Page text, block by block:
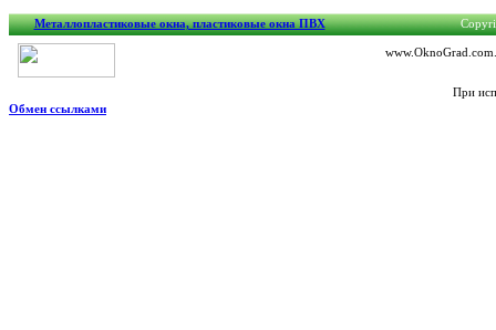
Металлопластиковые окна, пластиковые окна ПВХ
При
Обмен ссылками